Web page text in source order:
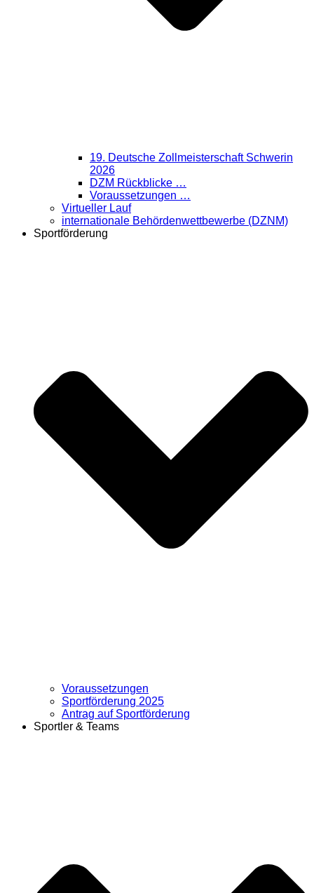
19. Deutsche Zollmeisterschaft Schwerin
2026
DZM Rückblicke …
Voraussetzungen …
Virtueller Lauf
internationale Behördenwettbewerbe (DZNM)
Sportförderung
Voraussetzungen
Sportförderung 2025
Antrag auf Sportförderung
Sportler & Teams